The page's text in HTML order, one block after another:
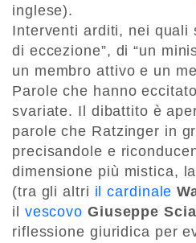
inglese).
Interventi arditi, nei quali
di eccezione”, di “un
un membro attivo e un
Parole che hanno
svariate. Il dibattito è
parole che Ratzinger in
precisandole e
dimensione più mistica,
(tra gli altri il cardinale
il vescovo Giuseppe
riflessione giuridica per